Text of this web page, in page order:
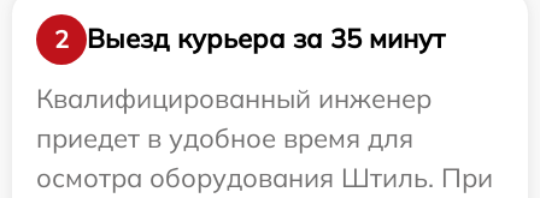
2
Выезд курьера за 35 минут
Квалифицированный инженер
приедет в удобное время для
осмотра оборудования Штиль. При